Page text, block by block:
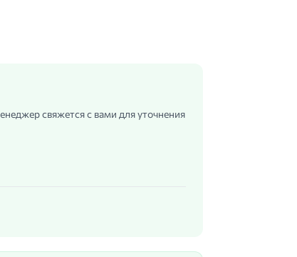
свяжется с вами для уточнения